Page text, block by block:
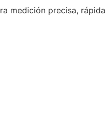
medición precisa,